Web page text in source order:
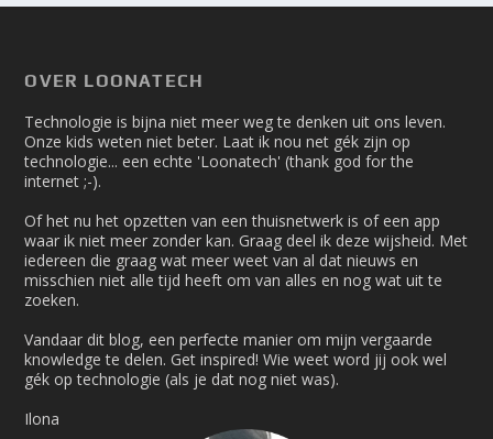
OVER LOONATECH
Technologie is bijna niet meer weg te denken uit ons leven.
Onze kids weten niet beter. Laat ik nou net gék zijn op
technologie... een echte 'Loonatech' (thank god for the
internet ;-).
Of het nu het opzetten van een thuisnetwerk is of een app
waar ik niet meer zonder kan. Graag deel ik deze wijsheid. Met
iedereen die graag wat meer weet van al dat nieuws en
misschien niet alle tijd heeft om van alles en nog wat uit te
zoeken.
Vandaar dit blog, een perfecte manier om mijn vergaarde
knowledge te delen. Get inspired! Wie weet word jij ook wel
gék op technologie (als je dat nog niet was).
Ilona